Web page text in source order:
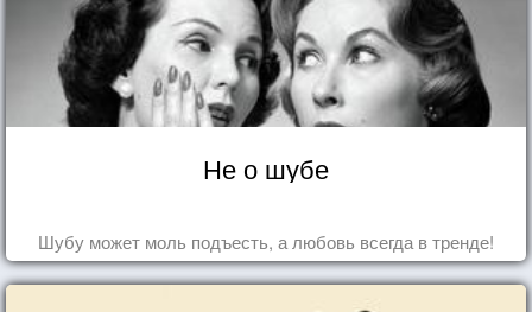
Не о шубе
Шубу может моль подъесть, а любовь всегда в тренде!